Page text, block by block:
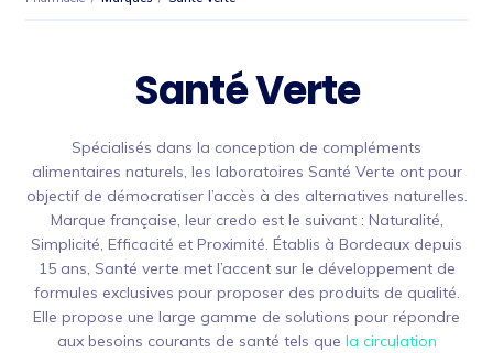
Santé Verte
Spécialisés dans la conception de compléments
alimentaires naturels, les laboratoires Santé Verte ont pour
objectif de démocratiser l’accès à des alternatives naturelles.
Marque française, leur credo est le suivant : Naturalité,
Simplicité, Efficacité et Proximité. Établis à Bordeaux depuis
15 ans, Santé verte met l’accent sur le développement de
formules exclusives pour proposer des produits de qualité.
Elle propose une large gamme de solutions pour répondre
aux besoins courants de santé tels que la circulation